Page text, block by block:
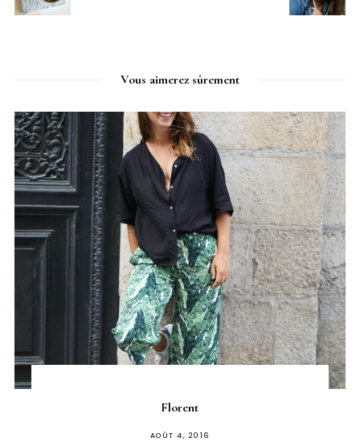
Vous aimerez sûrement
Florent
PUBLIÉ
AOÛT 4, 2016